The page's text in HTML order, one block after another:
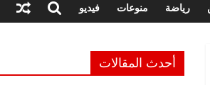
رياضة منوعات فيديو
أحدث المقالات